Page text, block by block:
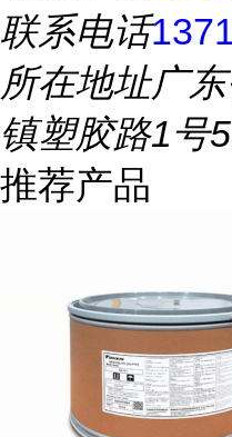
联系电话
所在地址广
镇塑胶路1号
推荐产品